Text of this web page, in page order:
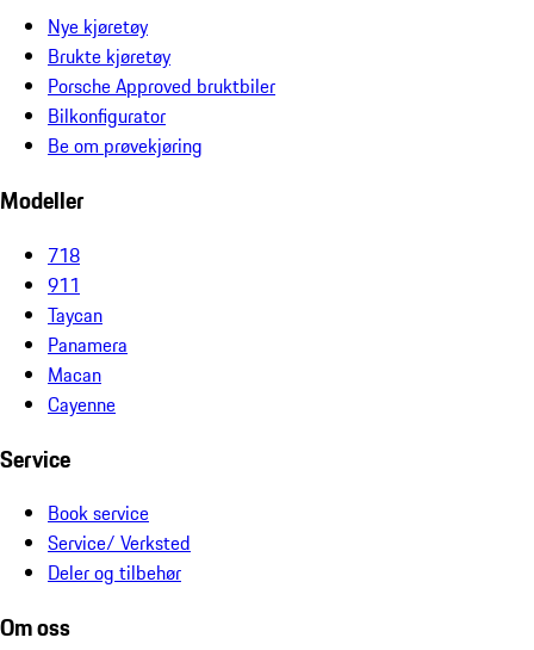
Nye kjøretøy
Brukte kjøretøy
Porsche Approved bruktbiler
Bilkonfigurator
Be om prøvekjøring
Modeller
718
911
Taycan
Panamera
Macan
Cayenne
Service
Book service
Service/ Verksted
Deler og tilbehør
Om oss